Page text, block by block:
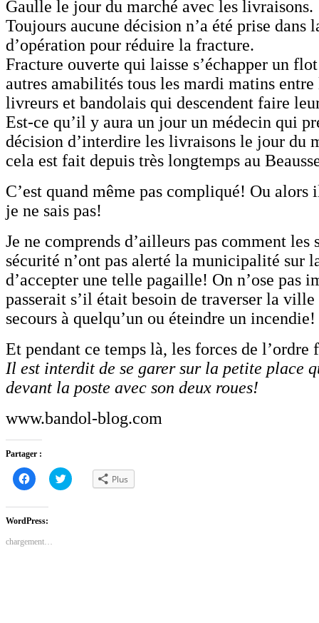
Gaulle le jour du marché avec les livraisons.
Toujours aucune décision n’a été prise dans
d’opération pour réduire la fracture.
Fracture ouverte qui laisse s’échapper un
autres amabilités tous les mardi matins entre
livreurs et bandolais qui descendent faire
Est-ce qu’il y aura un jour un médecin qui
décision d’interdire les livraisons le jour du
cela est fait depuis très longtemps au
C’est quand même pas compliqué! Ou alors
je ne sais pas!
Je ne comprends d’ailleurs pas comment les
sécurité n’ont pas alerté la municipalité sur
d’accepter une telle pagaille! On n’ose pas
passerait s’il était besoin de traverser la
secours à quelqu’un ou éteindre un incendie!
Et pendant ce temps là, les forces de
Il est interdit de se garer sur la petite place
devant la poste avec son deux roues!
www.bandol-blog.com
Partager :
Cliquez
pour
partager
Facebook(ouvre
dans
une
fenêtre)
Cliquez
pour Plus
WordPress:
chargement…